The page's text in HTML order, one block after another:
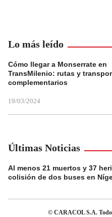
Lo más leído
Cómo llegar a Monserrate en
TransMilenio: rutas y
complementarios
19/03/2024
Últimas Noticias
Al menos 21 muertos y 37
colisión de dos buses en
© CARACOL S.A.